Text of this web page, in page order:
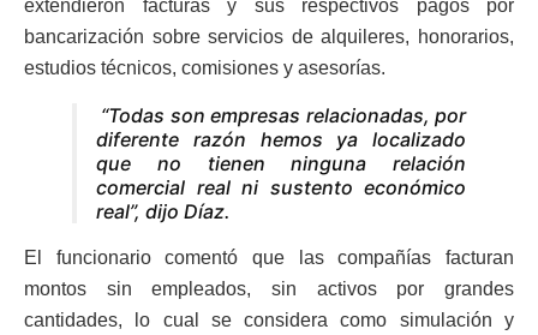
extendieron facturas y sus respectivos pagos por
bancarización sobre servicios de alquileres, honorarios,
estudios técnicos, comisiones y asesorías.
“Todas son empresas relacionadas, por
diferente razón hemos ya localizado
que no tienen ninguna relación
comercial real ni sustento económico
real”, dijo Díaz.
El funcionario comentó que las compañías facturan
montos sin empleados, sin activos por grandes
cantidades, lo cual se considera como simulación y